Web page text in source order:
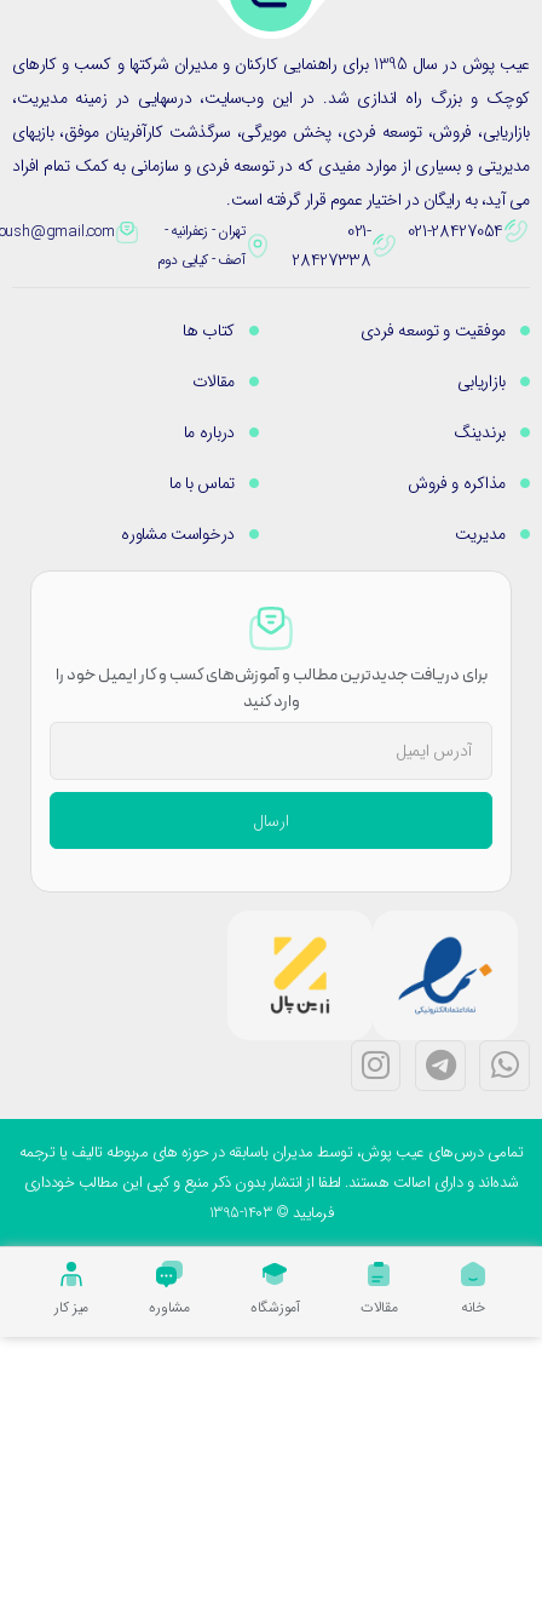
عیب پوش در سال 1395 برای راهنمایی کارکنان و مدیران شرکتها و کسب و کارهای
و بزرگ راه اندازی شد. در این وب‌سایت، درسهایی در زمینه مدیریت،
فروش، توسعه فردی، پخش مویرگی، سرگذشت کارآفرینان موفق، بازیهای
و بسیاری از موارد مفیدی که در توسعه فردی و سازمانی به کمک تمام افراد
به رایگان در اختیار عموم قرار گرفته است.
021-28427054
021-
28427338
تهران - زعفرانیه -
آصف - کیایی دوم
eybpoush@gmail.com
موفقیت و توسعه فردی
بازاریابی
برندینگ
مذاکره و فروش
مدیریت
کتاب ها
مقالات
درباره ما
تماس با ما
درخواست مشاوره
برای دریافت جدیدترین مطالب و آموزش‌های کسب و کار ایمیل خود را
وارد کنید
ارسال
درس‌های عیب پوش، توسط مدیران باسابقه در حوزه های مربوطه تالیف یا ترجمه
و دارای اصالت هستند. لطفا از انتشار بدون ذکر منبع و کپی این مطالب خودداری
فرمایید © 1403-1395
مقالات آموزشگاه مشاوره